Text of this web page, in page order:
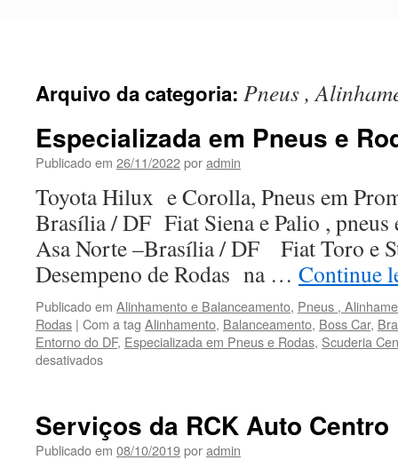
Arquivo da categoria: Pneus ,
Especializada em Pneus e
Publicado em 26/11/2022poradmin
Toyota Hilux e Corolla, Pneus em
Brasília / DF Fiat Siena e Palio , pneus
Asa Norte –Brasília / DF Fiat Toro e
Desempeno de Rodas na … Continue
Publicado em Alinhamento e Balanceamento, Pneus ,
Rodas | Com a tag Alinhamento, Balanceamento, Boss Car,
Entorno do DF, Especializada em Pneus e Rodas, Scuderia
desativados
e
Rodas
Serviços da RCK Auto Centro
Publicado em 08/10/2019poradmin